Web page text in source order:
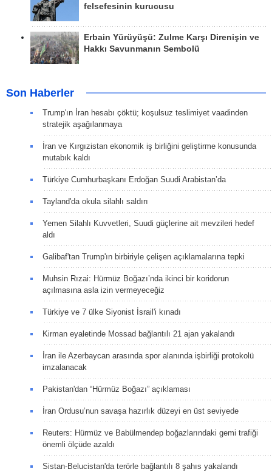
felsefesinin kurucusu
Erbain Yürüyüşü: Zulme Karşı Direnişin ve
Hakkı Savunmanın Sembolü
Son Haberler
Trump'ın İran hesabı çöktü; koşulsuz teslimiyet vaadinden
stratejik aşağılanmaya
İran ve Kırgızistan ekonomik iş birliğini geliştirme konusunda
mutabık kaldı
Türkiye Cumhurbaşkanı Erdoğan Suudi Arabistan’da
Tayland'da okula silahlı saldırı
Yemen Silahlı Kuvvetleri, Suudi güçlerine ait mevzileri hedef
aldı
Galibaf'tan Trump'ın birbiriyle çelişen açıklamalarına tepki
Muhsin Rızai: Hürmüz Boğazı’nda ikinci bir koridorun
açılmasına asla izin vermeyeceğiz
Türkiye ve 7 ülke Siyonist İsrail'i kınadı
Kirman eyaletinde Mossad bağlantılı 21 ajan yakalandı
İran ile Azerbaycan arasında spor alanında işbirliği protokolü
imzalanacak
Pakistan'dan “Hürmüz Boğazı” açıklaması
İran Ordusu’nun savaşa hazırlık düzeyi en üst seviyede
Reuters: Hürmüz ve Babülmendep boğazlarındaki gemi trafiği
önemli ölçüde azaldı
Sistan-Belucistan'da terörle bağlantılı 8 şahıs yakalandı